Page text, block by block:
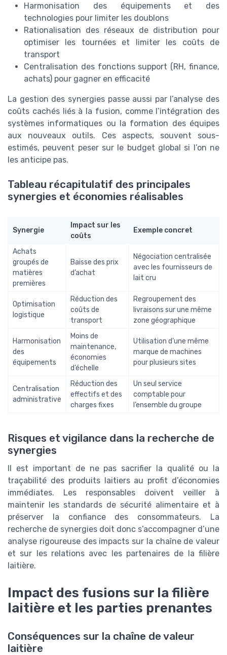
Harmonisation des équipements et des
technologies pour limiter les doublons
Rationalisation des réseaux de distribution pour
optimiser les tournées et limiter les coûts de
transport
Centralisation des fonctions support (RH, finance,
achats) pour gagner en efficacité
La gestion des synergies passe aussi par l’analyse des
coûts cachés liés à la fusion, comme l’intégration des
systèmes informatiques ou la formation des équipes
aux nouveaux outils. Ces aspects, souvent sous-
estimés, peuvent peser sur le budget global si l’on ne
les anticipe pas.
Tableau récapitulatif des principales
synergies et économies réalisables
Synergie
Impact sur les
coûts
Exemple concret
Achats
groupés de
matières
premières
Baisse des prix
d’achat
Négociation centralisée
avec les fournisseurs de
lait cru
Optimisation
logistique
Réduction des
coûts de
transport
Regroupement des
livraisons sur une même
zone géographique
Harmonisation
des
équipements
Moins de
maintenance,
économies
d’échelle
Utilisation d’une même
marque de machines
pour plusieurs sites
Centralisation
administrative
Réduction des
effectifs et des
charges fixes
Un seul service
comptable pour
l’ensemble du groupe
Risques et vigilance dans la recherche de
synergies
Il est important de ne pas sacrifier la qualité ou la
traçabilité des produits laitiers au profit d’économies
immédiates. Les responsables doivent veiller à
maintenir les standards de sécurité alimentaire et à
préserver la confiance des consommateurs. La
recherche de synergies doit donc s’accompagner d’une
analyse rigoureuse des impacts sur la chaîne de valeur
et sur les relations avec les partenaires de la filière
laitière.
Impact des fusions sur la filière
laitière et les parties prenantes
Conséquences sur la chaîne de valeur
laitière